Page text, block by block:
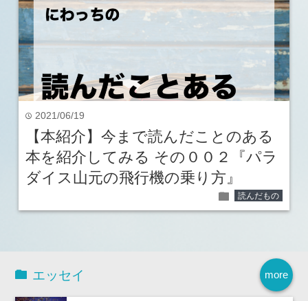
time 2021/06/19
【本紹介】今まで読んだことのある
本を紹介してみる その００２『パラ
ダイス山元の飛行機の乗り方』
folder 読んだもの
more
エッセイ